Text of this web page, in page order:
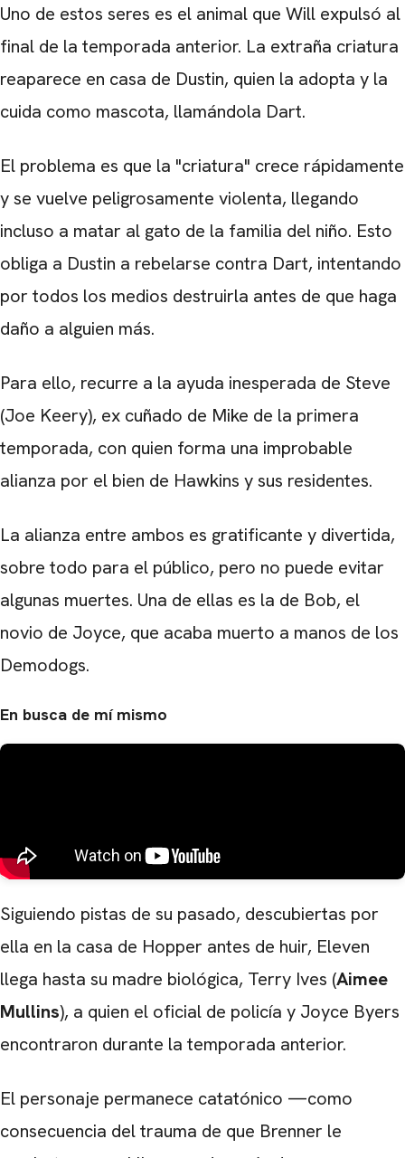
Uno de estos seres es el animal que Will expulsó al
final de la temporada anterior. La extraña criatura
reaparece en casa de Dustin, quien la adopta y la
cuida como mascota, llamándola Dart.
El problema es que la "criatura" crece rápidamente
y se vuelve peligrosamente violenta, llegando
incluso a matar al gato de la familia del niño. Esto
obliga a Dustin a rebelarse contra Dart, intentando
por todos los medios destruirla antes de que haga
daño a alguien más.
Para ello, recurre a la ayuda inesperada de Steve
(Joe Keery), ex cuñado de Mike de la primera
temporada, con quien forma una improbable
alianza por el bien de Hawkins y sus residentes.
La alianza entre ambos es gratificante y divertida,
sobre todo para el público, pero no puede evitar
algunas muertes. Una de ellas es la de Bob, el
novio de Joyce, que acaba muerto a manos de los
Demodogs.
En busca de mí mismo
Siguiendo pistas de su pasado, descubiertas por
ella en la casa de Hopper antes de huir, Eleven
llega hasta su madre biológica, Terry Ives (Aimee
Mullins), a quien el oficial de policía y Joyce Byers
encontraron durante la temporada anterior.
El personaje permanece catatónico —como
consecuencia del trauma de que Brenner le